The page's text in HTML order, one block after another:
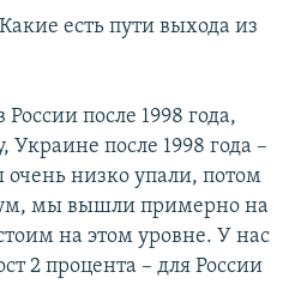
Какие есть пути выхода из
России после 1998 года,
Украине после 1998 года –
низко упали, потом
мы вышли примерно на
на этом уровне. У нас
2 процента – для России